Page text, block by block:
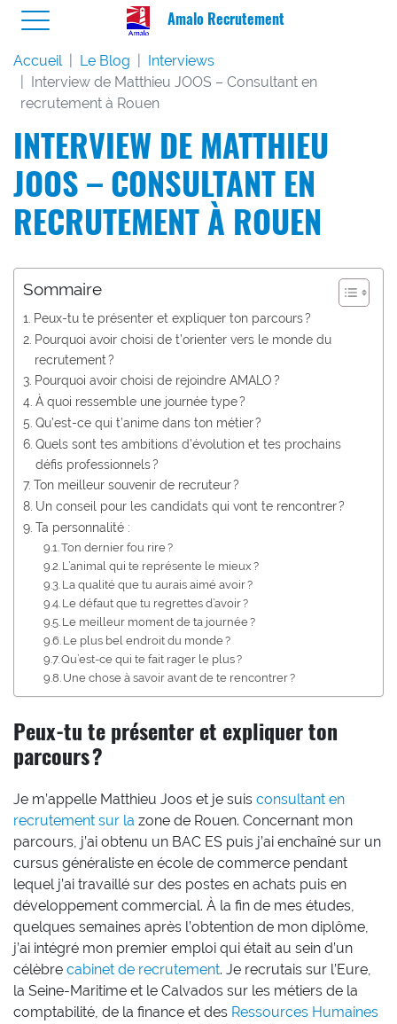
Amalo Recrutement
Accueil Le Blog
Interviews
Interview de Matthieu JOOS – Consultant en
recrutement à Rouen
INTERVIEW DE MATTHIEU
JOOS – CONSULTANT EN
RECRUTEMENT À ROUEN
Sommaire
Peux-tu te présenter et expliquer ton parcours ?
Pourquoi avoir choisi de t’orienter vers le monde du
recrutement ?
Pourquoi avoir choisi de rejoindre AMALO ?
À quoi ressemble une journée type ?
Qu’est-ce qui t’anime dans ton métier ?
Quels sont tes ambitions d’évolution et tes prochains
défis professionnels ?
Ton meilleur souvenir de recruteur ?
Un conseil pour les candidats qui vont te rencontrer ?
Ta personnalité :
Ton dernier fou rire ?
L’animal qui te représente le mieux ?
La qualité que tu aurais aimé avoir ?
Le défaut que tu regrettes d’avoir ?
Le meilleur moment de ta journée ?
Le plus bel endroit du monde ?
Qu’est-ce qui te fait rager le plus ?
Une chose à savoir avant de te rencontrer ?
Peux-tu te présenter et expliquer ton
parcours ?
Je m’appelle Matthieu Joos et je suis consultant en
recrutement sur la zone de Rouen. Concernant mon
parcours, j’ai obtenu un BAC ES puis j’ai enchaîné sur un
cursus généraliste en école de commerce pendant
lequel j’ai travaillé sur des postes en achats puis en
développement commercial. À la fin de mes études,
quelques semaines après l’obtention de mon diplôme,
j’ai intégré mon premier emploi qui était au sein d’un
célèbre cabinet de recrutement. Je recrutais sur l’Eure,
la Seine-Maritime et le Calvados sur les métiers de la
comptabilité, de la finance et des Ressources Humaines